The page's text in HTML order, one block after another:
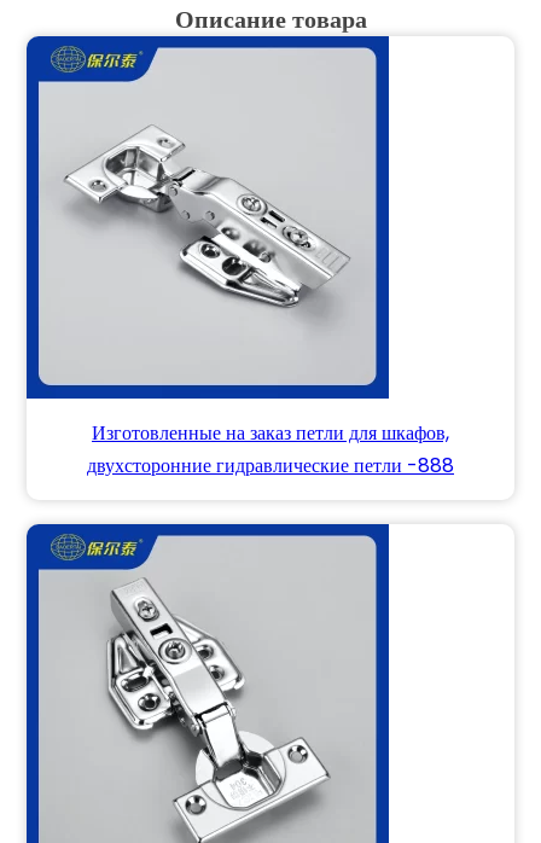
Описание товара
Изготовленные на заказ петли для шкафов,
двухсторонние гидравлические петли -888